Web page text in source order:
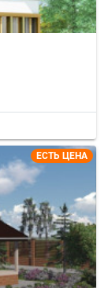
ЕСТЬ ЦЕНА